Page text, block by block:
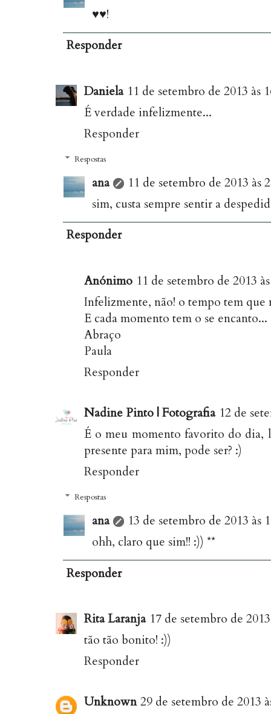
♥♥!
Responder
Daniela 11 de setembro de 2013 às
É verdade infelizmente...
Responder
Respostas
ana
11 de setembro de 2013 às
sim, custa sempre sentir a
Responder
Anónimo 11 de setembro de 2013
Infelizmente, não! o tempo tem que
E cada momento tem o se encanto...
Abraço
Paula
Responder
Nadine Pinto | Fotografia 12 de
É o meu momento favorito do dia,
presente para mim, pode ser? :)
Responder
Respostas
ana
13 de setembro de 2013 às
ohh, claro que sim!! :)) **
Responder
Rita Laranja 17 de setembro de
tão tão bonito! :))
Responder
Unknown 29 de setembro de 2013